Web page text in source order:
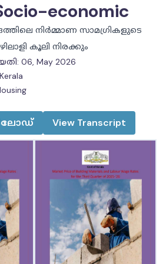
economic
നിർമ്മാണ സാമഗ്രികളുടെ
കൂലി നിരക്കും
: 06, May 2026
Kerala
View Transcript